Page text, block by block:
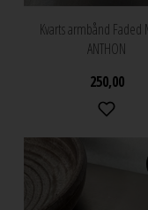
Kvarts armbånd Faded
ANTHON
250,00